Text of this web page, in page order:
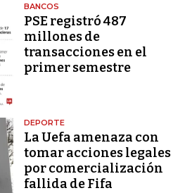
BANCOS
PSE registró 487
millones de
transacciones en el
primer semestre
DEPORTE
La Uefa amenaza con
tomar acciones legales
por comercialización
fallida de Fifa